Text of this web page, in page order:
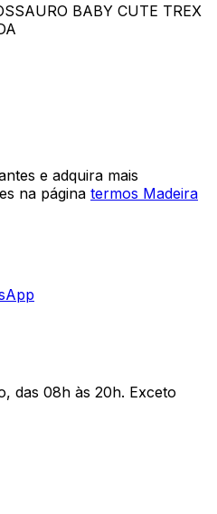
BABY CUTE TREX
e adquira mais
na página termos Madeira
das 08h às 20h. Exceto